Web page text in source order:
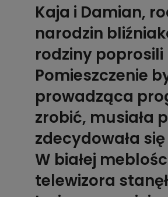
Kaja i Damian,
narodzin
rodziny poprosili
Pomieszczenie
prowadząca
zrobić, musiała
zdecydowała
W białej
telewizora